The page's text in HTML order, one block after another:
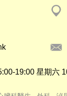
19:00 星期六